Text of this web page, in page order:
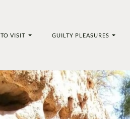
TO VISIT GUILTY PLEASURES